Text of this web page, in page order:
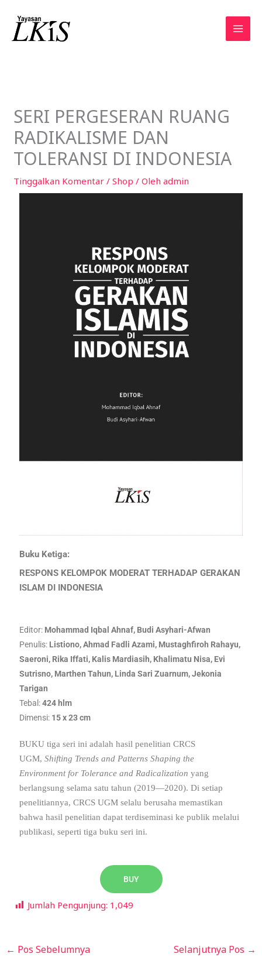
konten
SERI PERGESERAN RUANG
RADIKALISME DAN
TOLERANSI DI INDONESIA
Tinggalkan Komentar /Shop / Olehadmin
Buku Ketiga:
RESPONS KELOMPOK MODERAT TERHADAP GERAKAN
ISLAM DI INDONESIA
Editor: Mohammad Iqbal Ahnaf, Budi Asyhari-Afwan
Penulis: Listiono, Ahmad Fadli Azami, Mustaghfiroh Rahayu,
Saeroni, Rika Iffati, Kalis Mardiasih, Khalimatu Nisa, Evi
Sutrisno, Marthen Tahun, Linda Sari Zuarnum, Jekonia
Tarigan
Tebal:424 hlm
Dimensi: 15 x 23 cm
BUKU tiga seri ini adalah hasil penelitian CRCS
UGM,Shifting Trends and Patterns Shaping the
Environment for Tolerance and Radicalizationyang
berlangsung selama satu tahun (2019—2020). Di setiap
penelitiannya, CRCS UGM selalu berusaha memastikan
bahwa hasil penelitian dapat terdiseminasi ke publik melalui
publikasi, seperti tiga buku seri ini.
BUY
Jumlah Pengunjung: 1,049
← Pos Sebelumnya Selanjutnya Pos →